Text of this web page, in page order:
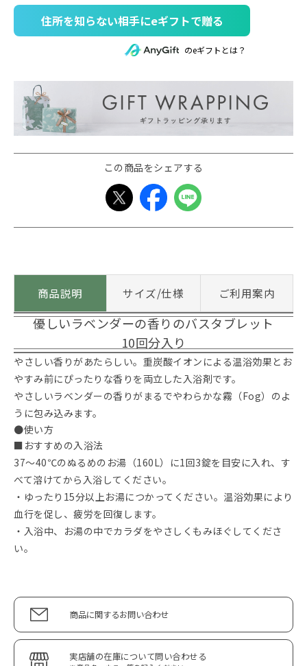
住所を知らない相手にeギフトで贈る
のeギフトとは？
この商品をシェアする
商品説明 サイズ/仕様 ご利用案内
優しいラベンダーの香りのバスタブレット
10回分入り
やさしい香りがあたらしい。重炭酸イオンによる温浴効果とお
やすみ前にぴったりな香りを両立した入浴剤です。
やさしいラベンダーの香りがまるでやわらかな霧（Fog）のよ
うに包み込みます。
●使い方
■おすすめの入浴法
37～40℃のぬるめのお湯（160L）に1回3錠を目安に入れ、す
べて溶けてから入浴してください。
・ゆったり15分以上お湯につかってください。温浴効果により
血行を促し、疲労を回復します。
・入浴中、お湯の中でカラダをやさしくもみほぐしてくださ
い。
商品に関するお問い合わせ
実店舗の在庫について問い合わせる